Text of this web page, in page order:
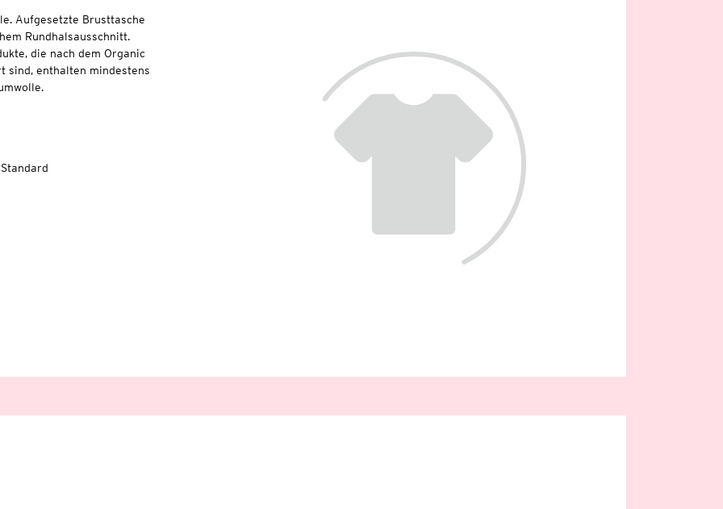
Aufgesetzte Brusttasche
Rundhalsausschnitt.
die nach dem Organic
sind, enthalten mindestens